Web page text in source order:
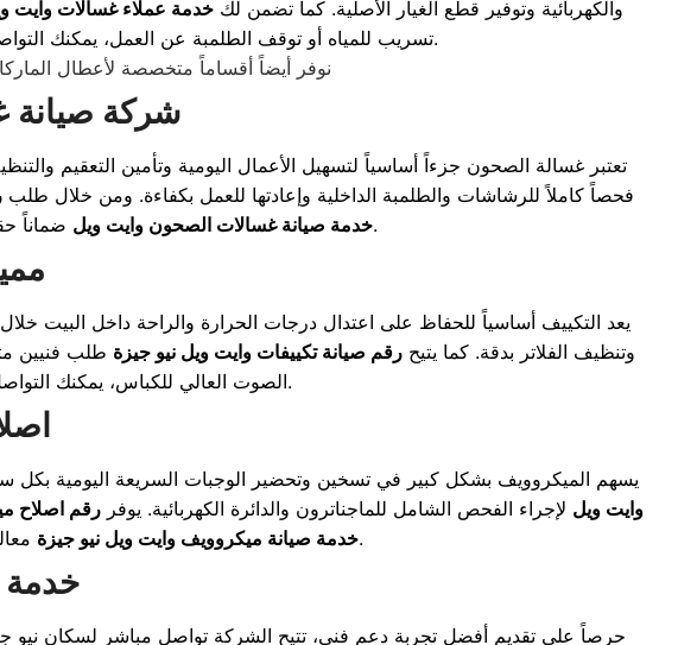
والكهربائية وتوفير قطع الغيار الأصلية. كما تضمن لك خدمة عملاء غسالات وايت
تسريب للمياه أو توقف الطلمبة عن العمل، يمكنكلإرسال مهندس الصيانة حتى باب منزلك.
نوفر أيضاً أقساماً متخصصة لأعطال
شركة صيانة
تعتبر غسالة الصحون جزءاً أساسياً لتسهيل الأعمال اليومية وتأمين التعقيم
فحصاً كاملاً للرشاشات والطلمبة الداخلية وإعادتها للعمل بكفاءة. ومن خلال طلب
خدمة صيانة غسالات الصحون وايت ويلضماناً حقيقياً على عملية الاصلاح والقطع المستبدلة لضمان استمرار عمل الجهاز بأفضل أداء.
يعد التكييف أساسياً للحفاظ على اعتدال درجات الحرارة والراحة داخل البيت
وتنظيف الفلاتر بدقة. كما يتيحرقم صيانة تكييفات وايت ويل نيو جيزة طلب فنيين
الصوت العالي للكباس، يمكنكللوصول إليك في أسرع وقت.
يسهم الميكروويف بشكل كبير في تسخين وتحضير الوجبات السريعة اليومية بكل
وايت ويل لإجراء الفحص الشامل للماجناترون والدائرة الكهربائية. يوفر رقم اصلاح
خدمة صيانة ميكروويف وايت ويل نيو جيزةمعالجة أعطال شرار الميكروويف وتوقف الشاشة الذكية لضمان أعلى معايير السلامة.
خدمة
حرصاً على تقديم أفضل تجربة دعم فني، تتيح الشركة تواصل مباشر لسكان نيو